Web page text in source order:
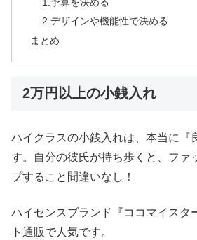
2:デザインや機能性で決める
まとめ
2万円以上の小銭入れ
ハイクラスの小銭入れは、本当に『
す。自分の彼氏が持ち歩くと、ファ
プすること間違いなし！
ハイセンスブランド『ココマイスタ
ト通販で人気です。